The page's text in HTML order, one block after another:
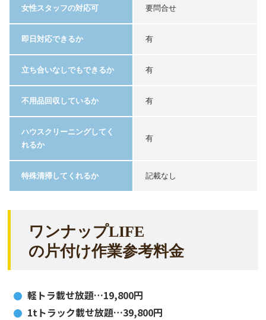
女性スタッフの対応可 要問合せ
即日対応できるか 有
立ち合いなしでもできるか 有
不用品回収しているか 有
ハウスクリーニングしてく
れるか
有
特殊清掃してくれるか 記載なし
ワンナップLIFE
の片付け作業参考料金
軽トラ載せ放題…19,800円
1tトラック載せ放題…39,800円